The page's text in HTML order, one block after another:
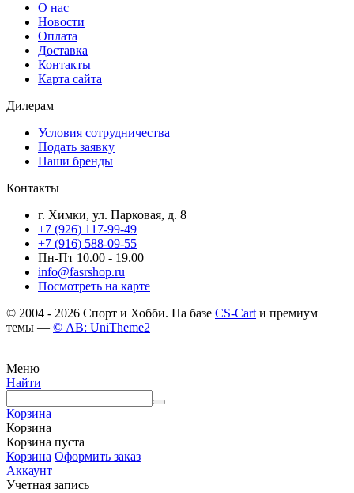
О нас
Новости
Оплата
Доставка
Контакты
Карта сайта
Дилерам
Условия сотрудничества
Подать заявку
Наши бренды
Контакты
г. Химки, ул. Парковая, д. 8
+7 (926) 117-99-49
+7 (916) 588-09-55
Пн-Пт 10.00 - 19.00
info@fasrshop.ru
Посмотреть на карте
© 2004 - 2026 Спорт и Хобби. На базе CS-Cart и премиум
темы — © AB: UniTheme2
Меню
Найти
Корзина
Корзина
Корзина пуста
Корзина Оформить заказ
Аккаунт
Учетная запись